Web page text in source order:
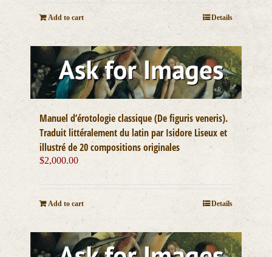
Add to cart Details
Manuel d’érotologie classique (De figuris veneris).
Traduit littéralement du latin par Isidore Liseux et
illustré de 20 compositions originales
$2,000.00
Add to cart Details